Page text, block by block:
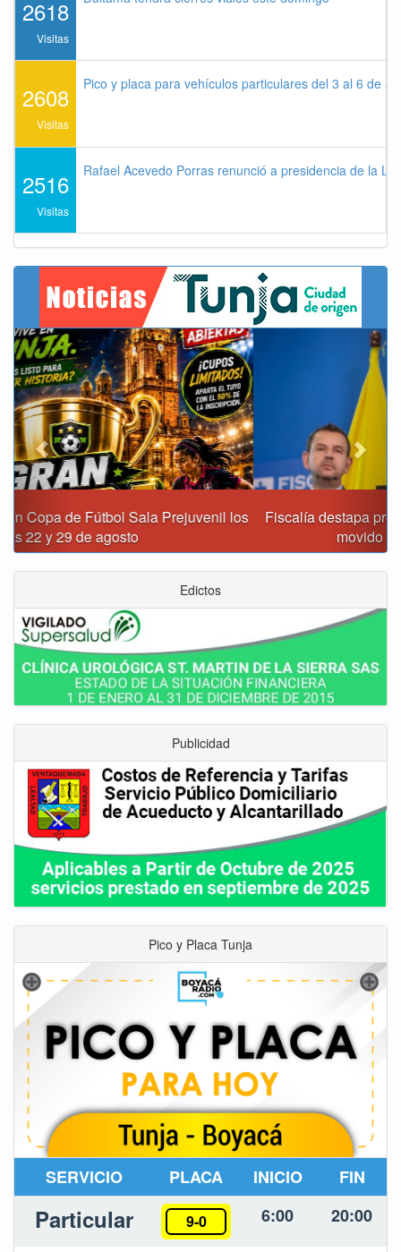
2618
Visitas
2608
Visitas
Pico y placa para vehículos particulares del 3 al 6 de
2516
Visitas
Rafael Acevedo Porras renunció a presidencia de la
Fiscalía destapa presunta red de corrupción que habría
movido $3,1 billones en regalías
Previous Next
Edictos
Publicidad
Pico y Placa Tunja
SERVICIO PLACA INICIO FIN
Particular 9-0 6:00 20:00